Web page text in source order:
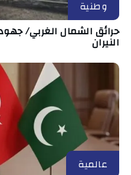
وطنية
حرائق الشمال الغربي/
النيران
عالمية